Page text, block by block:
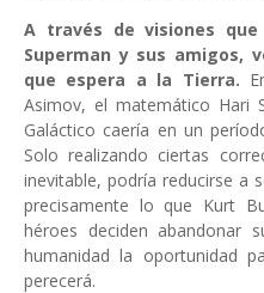
A través de visiones
Superman y sus amigos,
que espera a la Tierra.
Asimov, el matemático Hari
Galáctico caería en un
Solo realizando ciertas
inevitable, podría reducirse a
precisamente lo que Kurt
héroes deciden abandonar
humanidad la oportunidad
perecerá.